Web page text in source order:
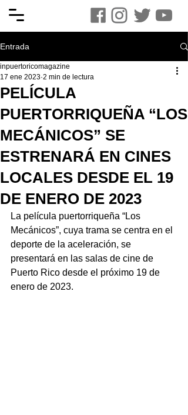
Entrada
PELÍCULA
PUERTORRIQUEÑA “LOS
MECÁNICOS” SE
ESTRENARÁ EN CINES
LOCALES DESDE EL 19
DE ENERO DE 2023
inpuertoricomagazine
17 ene 2023 2 min de lectura
La película puertorriqueña “Los
Mecánicos”, cuya trama se centra en el
deporte de la aceleración, se
presentará en las salas de cine de
Puerto Rico desde el próximo 19 de
enero de 2023.